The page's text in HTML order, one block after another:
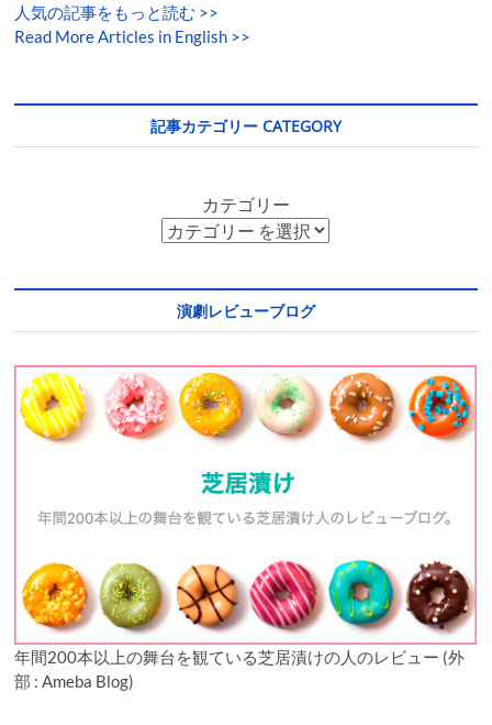
人気の記事をもっと読む >>
Read More Articles in English >>
記事カテゴリー CATEGORY
カテゴリー
演劇レビューブログ
年間200本以上の舞台を観ている芝居漬けの人のレビュー (外
部 : Ameba Blog)